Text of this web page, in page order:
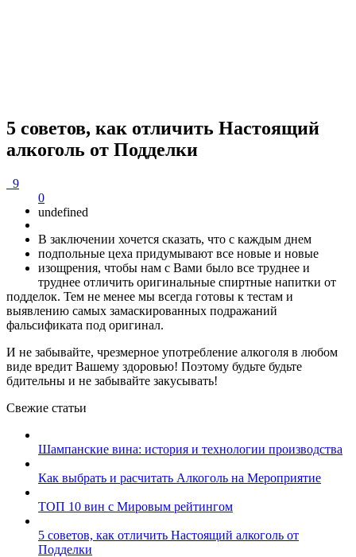
5 советов, как отличить Настоящий
алкоголь от Подделки
9
0
undefined
В заключении хочется сказать, что с каждым днем
подпольные цеха придумывают все новые и новые
изощрения, чтобы нам с Вами было все труднее и
труднее отличить оригинальные спиртные напитки от
подделок. Тем не менее мы всегда готовы к тестам и
выявлению самых замаскированных подражаний
фальсификата под оригинал.
И не забывайте, чрезмерное употребление алкоголя в любом
виде вредит Вашему здоровью! Поэтому будьте будьте
бдительны и не забывайте закусывать!
Свежие статьи
Шампанские вина: история и технологии производства
Как выбрать и расчитать Алкоголь на Мероприятие
ТОП 10 вин с Мировым рейтингом
5 советов, как отличить Настоящий алкоголь от
Подделки